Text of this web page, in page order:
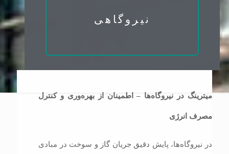
نیروگاهی
میترینگ در نیروگاه‌ها –اطمینان از بهره‌وری و کنترل
مصرف انرژی
در نیروگاه‌ها، پایش دقیق جریان گاز و سوخت در مبادی